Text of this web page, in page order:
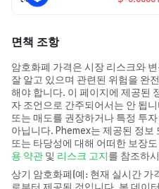
면책 조항
암호화폐 가격은 시장 리스크와
잘 알고 있으며 관련된 위험을 완
해야 합니다. 이 페이지에 제공된
자 조언으로 간주되어서는 안 됩
또는 매도를 권장하거나 특정 투
아닙니다. Phemex는 제공된 정보
또는 타당성에 대해 어떠한 보장
용 약관 및 리스크 고지를 참조하
상기 암호화폐(예: 현재 실시간 가
로부터 제공된 것입니다. 본 데이